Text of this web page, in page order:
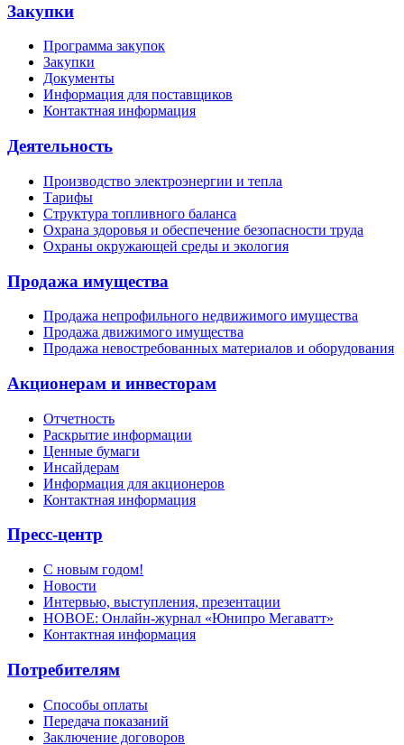
Закупки
Программа закупок
Закупки
Документы
Информация для поставщиков
Контактная информация
Деятельность
Производство электроэнергии и тепла
Тарифы
Структура топливного баланса
Охрана здоровья и обеспечение безопасности труда
Охраны окружающей среды и экология
Продажа имущества
Продажа непрофильного недвижимого имущества
Продажа движимого имущества
Продажа невостребованных материалов и оборудования
Акционерам и инвесторам
Отчетность
Раскрытие информации
Ценные бумаги
Инсайдерам
Информация для акционеров
Контактная информация
Пресс-центр
С новым годом!
Новости
Интервью, выступления, презентации
НОВОЕ: Онлайн-журнал «Юнипро Мегаватт»
Контактная информация
Потребителям
Способы оплаты
Передача показаний
Заключение договоров